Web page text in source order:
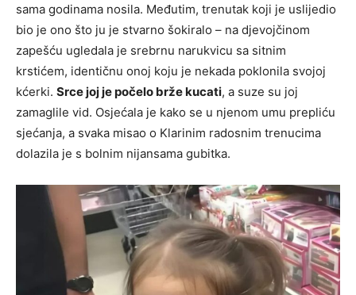
sama godinama nosila. Međutim, trenutak koji je uslijedio
bio je ono što ju je stvarno šokiralo – na djevojčinom
zapešću ugledala je srebrnu narukvicu sa sitnim
krstićem, identičnu onoj koju je nekada poklonila svojoj
kćerki. Srce joj je počelo brže kucati, a suze su joj
zamaglile vid. Osjećala je kako se u njenom umu prepliću
sjećanja, a svaka misao o Klarinim radosnim trenucima
dolazila je s bolnim nijansama gubitka.